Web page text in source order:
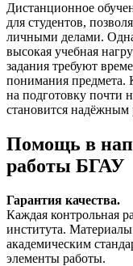
Дистанционное
для студентов,
личными делами.
высокая учебная
задания требуют
понимания предмета.
на подготовку почти
становится
Помощь в
работы БГАУ
Гарантия качества.
Каждая контрольная
института.
академическим
элементы работы.